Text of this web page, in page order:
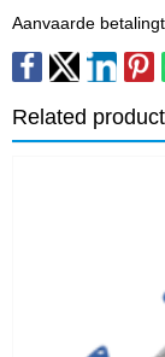
Aanvaarde
Related